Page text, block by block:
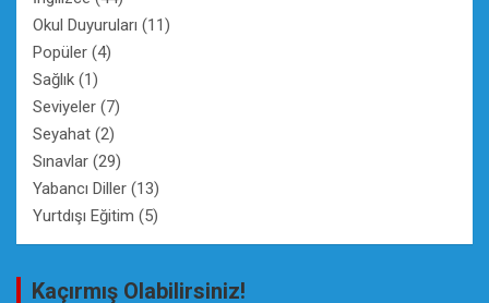
Okul Duyuruları (11)
Popüler (4)
Sağlık (1)
Seviyeler (7)
Seyahat (2)
Sınavlar (29)
Yabancı Diller (13)
Yurtdışı Eğitim (5)
Kaçırmış Olabilirsiniz!